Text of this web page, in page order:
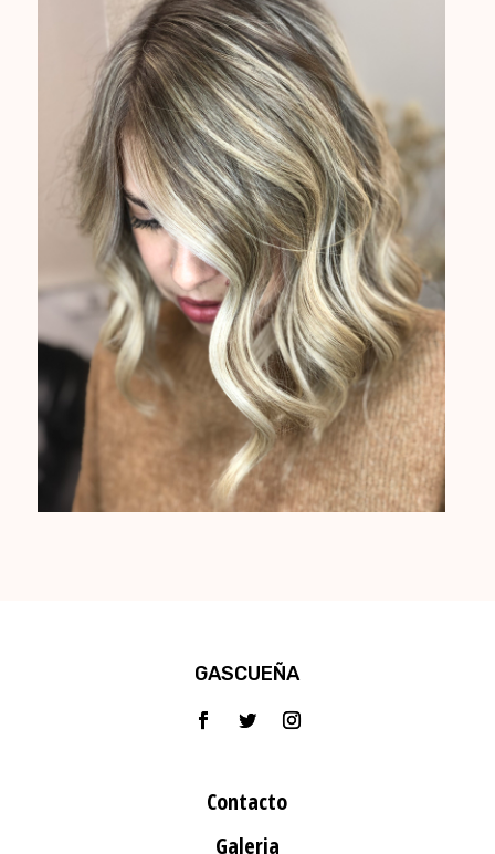
GASCUEÑA
Contacto
Galeria